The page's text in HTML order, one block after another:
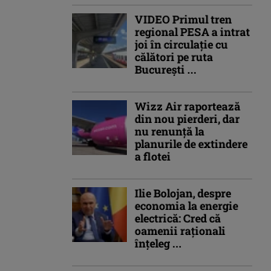
VIDEO Primul tren
regional PESA a intrat
joi în circulație cu
călători pe ruta
București ...
Wizz Air raportează
din nou pierderi, dar
nu renunță la
planurile de extindere
a flotei
Ilie Bolojan, despre
economia la energie
electrică: Cred că
oamenii raţionali
înţeleg ...